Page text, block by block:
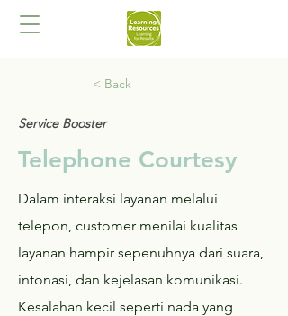
< Back
Service Booster
Telephone Courtesy
Dalam interaksi layanan melalui
telepon, customer menilai kualitas
layanan hampir sepenuhnya dari suara,
intonasi, dan kejelasan komunikasi.
Kesalahan kecil seperti nada yang